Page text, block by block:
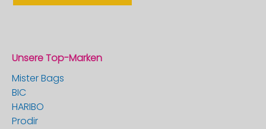
Unsere Top-Marken
Mister Bags
BIC
HARIBO
Prodir